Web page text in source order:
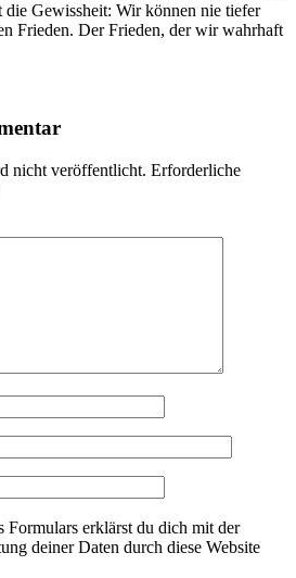
die Gewissheit: Wir können nie tiefer
Frieden. Der Frieden, der wir wahrhaft
nicht veröffentlicht. Erforderliche
Formulars erklärst du dich mit der
deiner Daten durch diese Website